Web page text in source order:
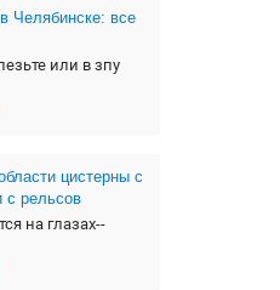
Челябинске: все
или в зпу
цистерны с
с рельсов
на глазах--